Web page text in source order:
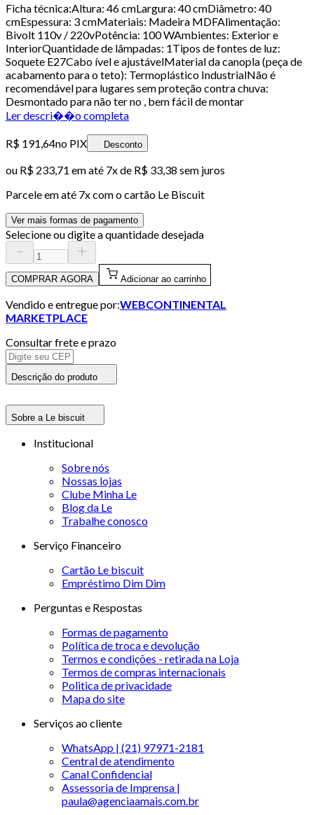
Ficha técnica:Altura: 46 cmLargura: 40 cmDiâmetro: 40
cmEspessura: 3 cmMateriais: Madeira MDFAlimentação:
Bivolt 110v / 220vPotência: 100 WAmbientes: Exterior e
InteriorQuantidade de lâmpadas: 1Tipos de fontes de luz:
Soquete E27Cabo ível e ajustávelMaterial da canopla (peça de
acabamento para o teto): Termoplástico IndustrialNão é
recomendável para lugares sem proteção contra chuva:
Desmontado para não ter no , bem fácil de montar
Ler descri��o completa
R$ 191,64no PIX Desconto
ou R$ 233,71 em até 7x de R$ 33,38 sem juros
Parcele em até 7x com o cartão Le Biscuit
Ver mais formas de pagamento
Selecione ou digite a quantidade desejada
COMPRAR AGORA Adicionar ao carrinho
Vendido e entregue por:WEBCONTINENTAL
MARKETPLACE
Consultar frete e prazo
Descrição do produto
Sobre a Le biscuit
Institucional
Sobre nós
Nossas lojas
Clube Minha Le
Blog da Le
Trabalhe conosco
Serviço Financeiro
Cartão Le biscuit
Empréstimo Dim Dim
Perguntas e Respostas
Formas de pagamento
Política de troca e devolução
Termos e condições - retirada na Loja
Termos de compras internacionais
Politica de privacidade
Mapa do site
Serviços ao cliente
WhatsApp | (21) 97971-2181
Central de atendimento
Canal Confidencial
Assessoria de Imprensa |
paula@agenciaamais.com.br